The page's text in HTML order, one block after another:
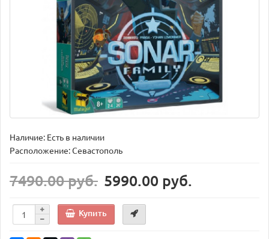
Наличие: Есть в наличии
Расположение: Севастополь
7490.00 руб. 5990.00 руб.
Купить